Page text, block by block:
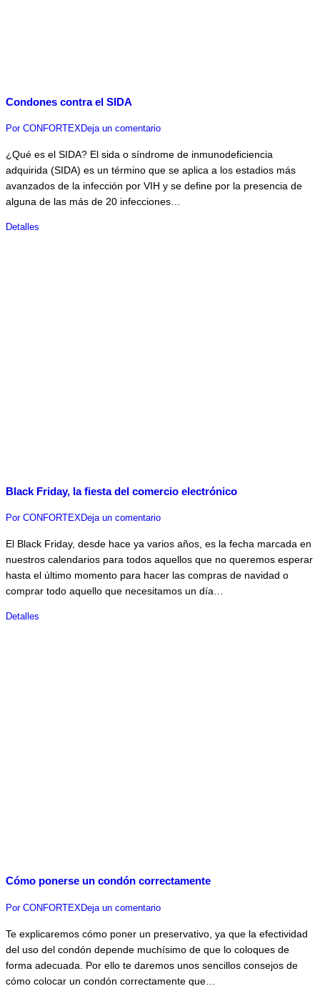
Condones contra el SIDA
Por CONFORTEX Deja un comentario
¿Qué es el SIDA? El sida o síndrome de inmunodeficiencia
adquirida (SIDA) es un término que se aplica a los estadios más
avanzados de la infección por VIH y se define por la presencia de
alguna de las más de 20 infecciones…
Detalles
Black Friday, la fiesta del comercio electrónico
Por CONFORTEXDeja un comentario
El Black Friday, desde hace ya varios años, es la fecha marcada en
nuestros calendarios para todos aquellos que no queremos esperar
hasta el último momento para hacer las compras de navidad o
comprar todo aquello que necesitamos un día…
Detalles
Cómo ponerse un condón correctamente
Por CONFORTEXDeja un comentario
Te explicaremos cómo poner un preservativo, ya que la efectividad
del uso del condón depende muchísimo de que lo coloques de
forma adecuada. Por ello te daremos unos sencillos consejos de
cómo colocar un condón correctamente que…